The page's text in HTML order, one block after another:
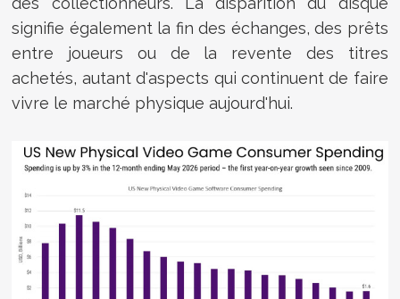
signifie également la fin des échanges, des prêts
entre joueurs ou de la revente des titres
achetés, autant d'aspects qui continuent de faire
vivre le marché physique aujourd'hui.